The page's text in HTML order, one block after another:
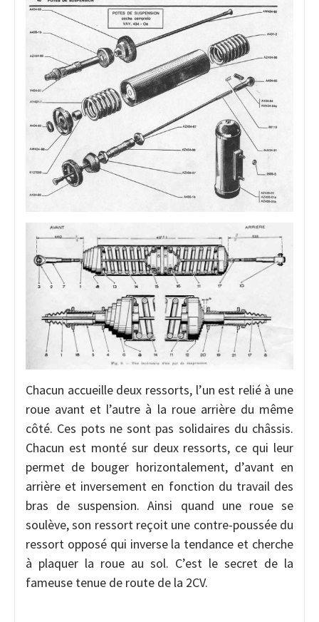
Chacun accueille deux ressorts, l’un est relié à une
roue avant et l’autre à la roue arrière du même
côté. Ces pots ne sont pas solidaires du châssis.
Chacun est monté sur deux ressorts, ce qui leur
permet de bouger horizontalement, d’avant en
arrière et inversement en fonction du travail des
bras de suspension. Ainsi quand une roue se
soulève, son ressort reçoit une contre-poussée du
ressort opposé qui inverse la tendance et cherche
à plaquer la roue au sol. C’est le secret de la
fameuse tenue de route de la 2CV.